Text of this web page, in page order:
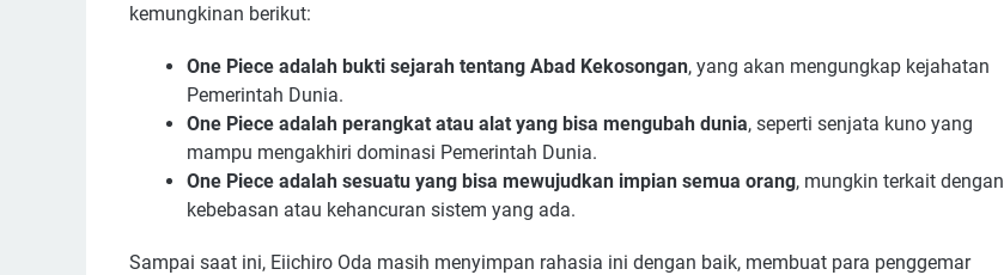
kemungkinan berikut:
One Piece adalah bukti sejarah tentang Abad Kekosongan, yang akan mengungkap kejahatan
Pemerintah Dunia.
One Piece adalah perangkat atau alat yang bisa mengubah dunia, seperti senjata kuno yang
mampu mengakhiri dominasi Pemerintah Dunia.
One Piece adalah sesuatu yang bisa mewujudkan impian semua orang, mungkin terkait dengan
kebebasan atau kehancuran sistem yang ada.
Sampai saat ini, Eiichiro Oda masih menyimpan rahasia ini dengan baik, membuat para penggemar